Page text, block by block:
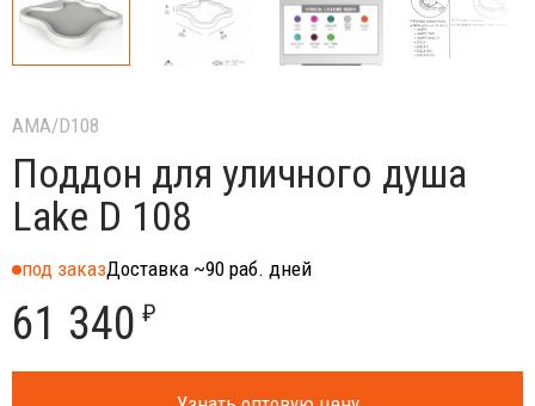
AMA/D108
Поддон для уличного душа
Lake D 108
под заказДоставка ~90 раб. дней
61 340 ₽